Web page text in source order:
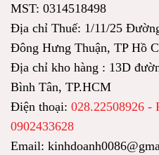
MST: 0314518498
Địa chỉ Thuế: 1/11/25
Đông Hưng Thuận, TP Hồ
Địa chỉ kho hàng : 13D
Bình Tân, TP.HCM
Điện thoại: 028.22508926 -
0902433628
Email: